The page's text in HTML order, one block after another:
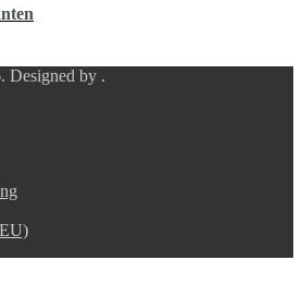
Designed by .